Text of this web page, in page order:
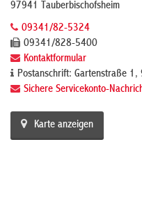
97941 Tauberbischofsheim
09341/82-5324
09341/828-5400
Kontaktformular
Postanschrift: Gartenstraße
Sichere Servicekonto-
Karte anzeigen